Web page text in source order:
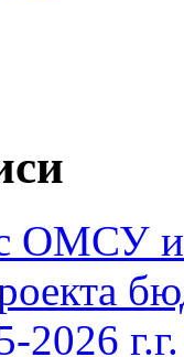
с ОМСУ
2026 г.г.